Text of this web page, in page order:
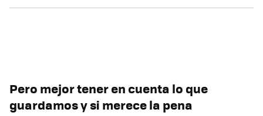
Pero mejor tener en cuenta lo que
guardamos y si merece la pena